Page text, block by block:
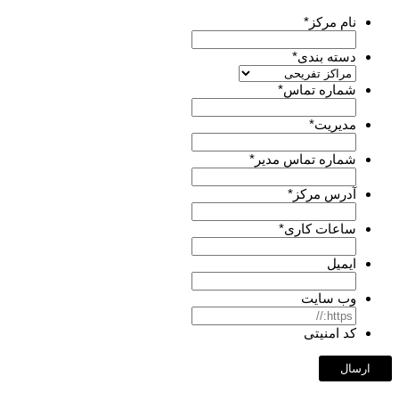
نام مرکز *
دسته بندی*
شماره تماس*
مدیریت*
شماره تماس مدیر *
آدرس مرکز *
ساعات کاری*
ایمیل
وب سایت
کد امنیتی